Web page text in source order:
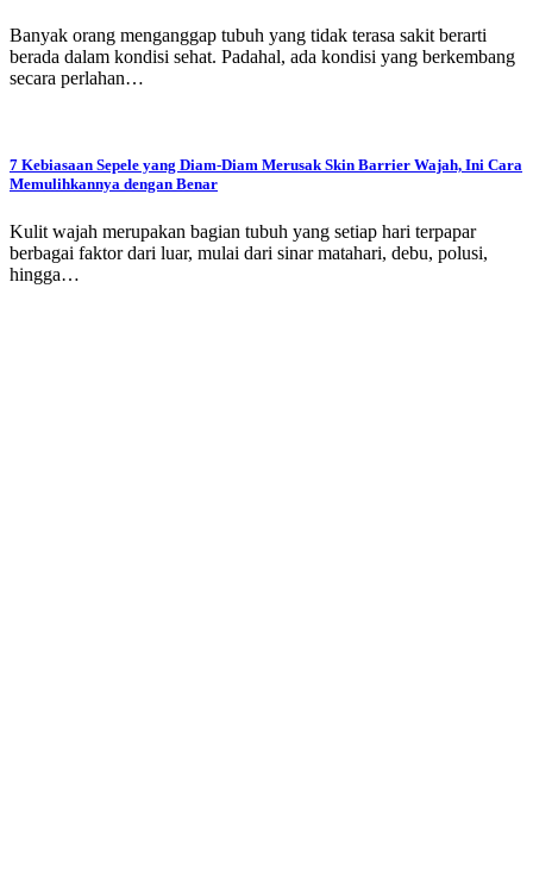
Banyak orang menganggap tubuh yang tidak terasa sakit berarti
berada dalam kondisi sehat. Padahal, ada kondisi yang berkembang
secara perlahan…
7 Kebiasaan Sepele yang Diam-Diam Merusak Skin Barrier Wajah, Ini Cara
Memulihkannya dengan Benar
Kulit wajah merupakan bagian tubuh yang setiap hari terpapar
berbagai faktor dari luar, mulai dari sinar matahari, debu, polusi,
hingga…